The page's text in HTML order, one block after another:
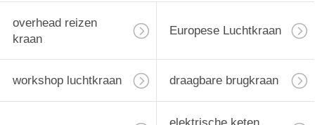
de enige kraan van
de balkbrug
overhead reizen
kraan
Europese Luchtkraan
workshop luchtkraan draagbare brugkraan